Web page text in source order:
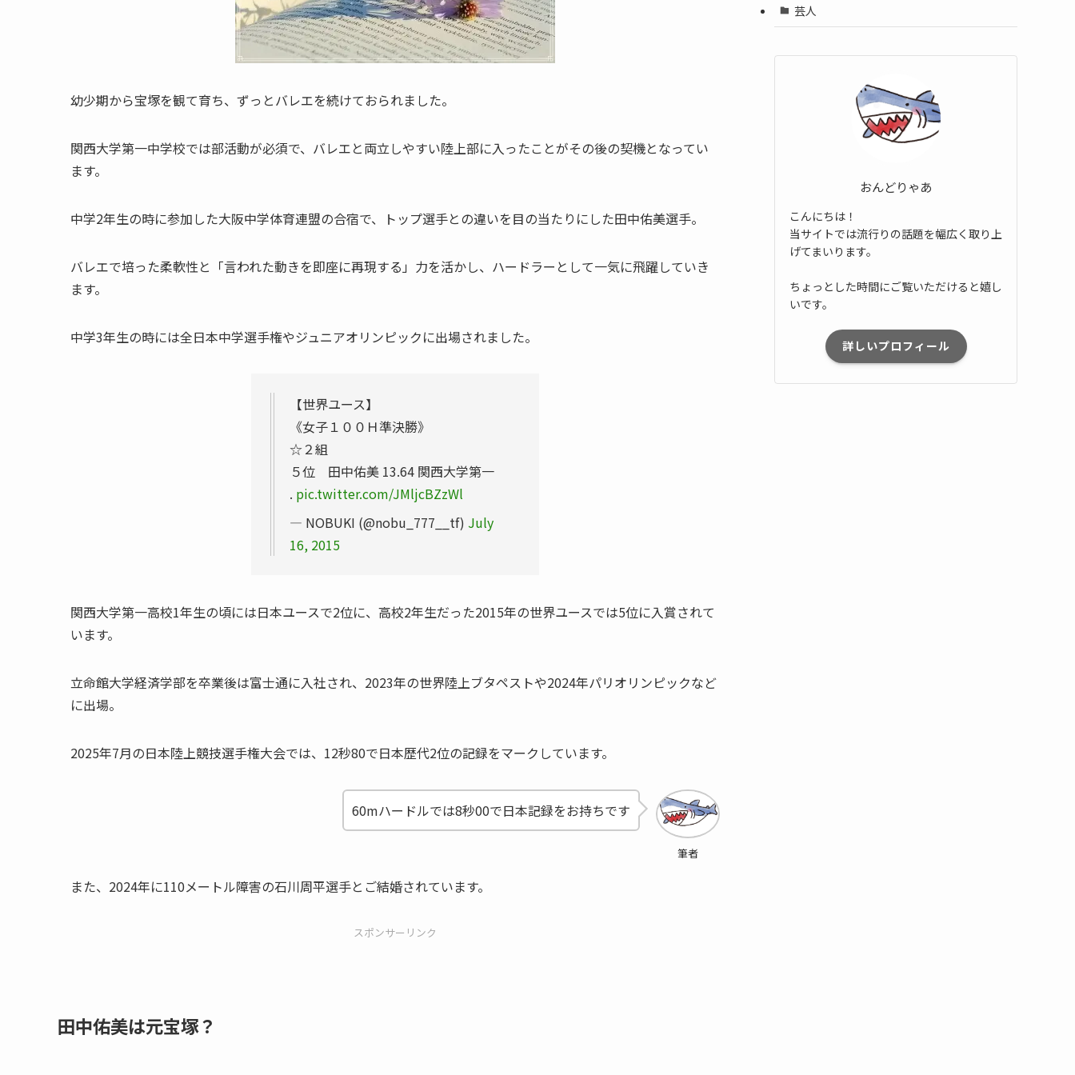
幼少期から宝塚を観て育ち、ずっとバレエを続けておられました。
関西大学第一中学校では部活動が必須で、バレエと両立しやすい陸上部に入ったことがその後の契機となってい
ます。
中学2年生の時に参加した大阪中学体育連盟の合宿で、トップ選手との違いを目の当たりにした田中佑美選手。
バレエで培った柔軟性と「言われた動きを即座に再現する」力を活かし、ハードラーとして一気に飛躍していき
ます。
中学3年生の時には全日本中学選手権やジュニアオリンピックに出場されました。
【世界ユース】
《女子１００Ｈ準決勝》
☆２組
５位 田中佑美 13.64 関西大学第一
. pic.twitter.com/JMljcBZzWl
— NOBUKI (@nobu_777__tf) July
16, 2015
関西大学第一高校1年生の頃には日本ユースで2位に、高校2年生だった2015年の世界ユースでは5位に入賞されて
います。
立命館大学経済学部を卒業後は富士通に入社され、2023年の世界陸上ブタペストや2024年パリオリンピックなど
に出場。
2025年7月の日本陸上競技選手権大会では、12秒80で日本歴代2位の記録をマークしています。
筆者
60mハードルでは8秒00で日本記録をお持ちです
また、2024年に110メートル障害の石川周平選手とご結婚されています。
スポンサーリンク
田中佑美は元宝塚？
芸人
おんどりゃあ
こんにちは！
当サイトでは流行りの話題を幅広く取り上
げてまいります。
ちょっとした時間にご覧いただけると嬉し
いです。
詳しいプロフィール